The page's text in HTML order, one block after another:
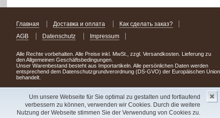
Um unsere Webseite für Sie optimal zu gestalten und fortlaufend
verbessern zu können, verwenden wir Cookies. Durch die weitere
Nutzung der Webseite stimmen Sie der Verwendung von Cookies zu.
✖
Главная Доставка и оплата
Как сделать заказ?
AGB
Datenschutz Impressum
Alle Rechte vorbehalten. Alle Preise inkl. MwSt., zzgl. Versandkosten. Lieferung zu
den Allgemeinen Geschäftsbedingungen.
Unser Warenbestand besteht aus Importartikeln. Alle persönlichen Daten werden
entsprechend dem Datenschutzgrundverordnung (DS-GVO) der Europäischen Union
behandelt.
Сделав заказ сегодня, уже через день или два Вы можете стать обладателем
НОВИНКИ из Германии! Удачного поиска!
Copyright 2003 - 2023 © Express-Kniga